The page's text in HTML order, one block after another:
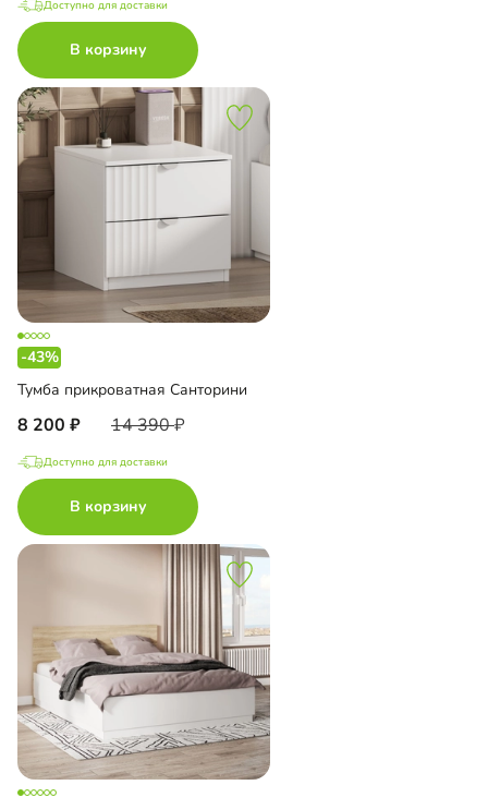
Доступно для доставки
В корзину
-43%
Тумба прикроватная Санторини
8 200 14 390
Доступно для доставки
В корзину